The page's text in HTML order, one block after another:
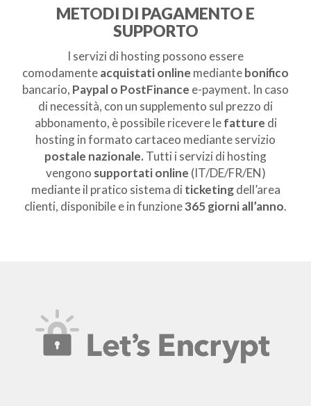
METODI DI PAGAMENTO E
SUPPORTO
I servizi di hosting possono essere
comodamenteacquistati online mediantebonifico
bancario, Paypal o PostFinance e-payment. In caso
di necessità, con un supplemento sul prezzo di
abbonamento, è possibile ricevere lefatture di
hosting in formato cartaceo mediante servizio
postale nazionale. Tutti i servizi di hosting
vengono supportati online (IT/DE/FR/EN)
mediante il pratico sistema di ticketingdell’area
clienti, disponibile e in funzione365 giorni all’anno.